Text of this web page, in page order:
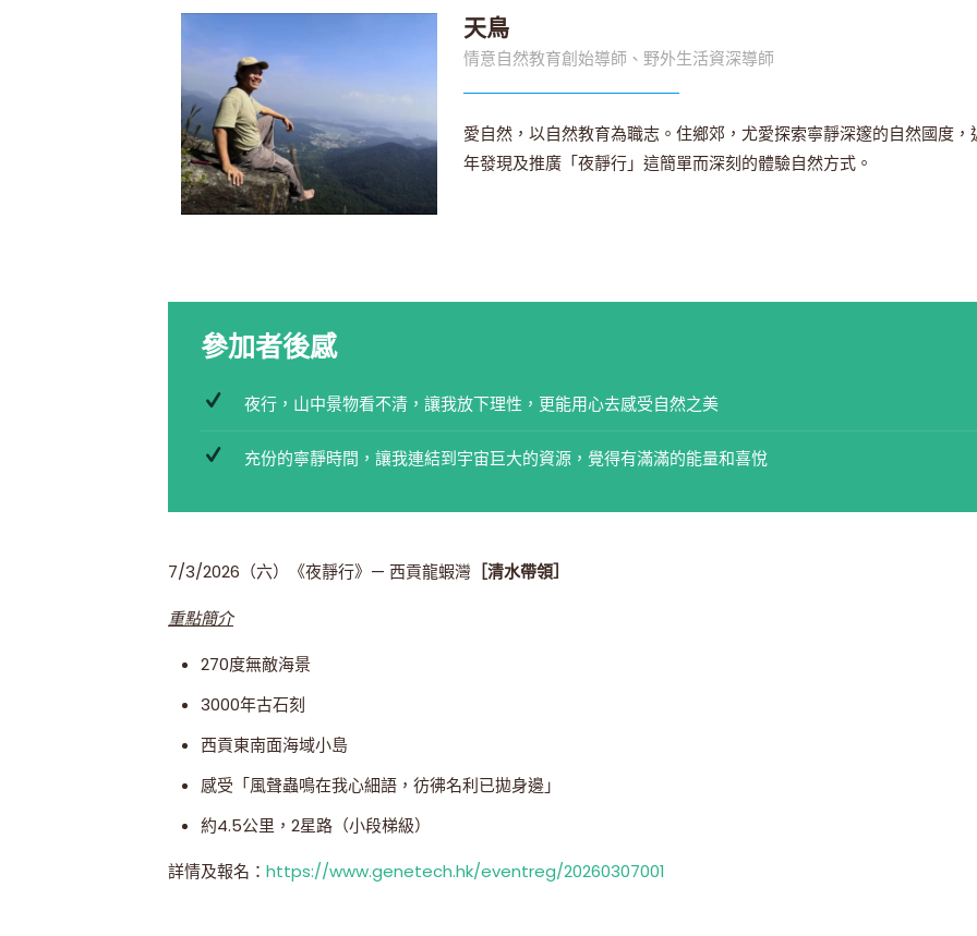
天鳥
情意自然教育創始導師、野外生活資深導師
愛自然，以自然教育為職志。住鄉郊，尤愛探索寧靜深邃的自然國度，
年發現及推廣「夜靜行」這簡單而深刻的體驗自然方式。
參加者後感
夜行，山中景物看不清，讓我放下理性，更能用心去感受自然之美
充份的寧靜時間，讓我連結到宇宙巨大的資源，覺得有滿滿的能量和喜悅
7/3/2026（六）《夜靜行》— 西貢龍蝦灣 ［清水帶領］
重點簡介
270度無敵海景
3000年古石刻
西貢東南面海域小島
感受「風聲蟲鳴在我心細語，彷彿名利已拋身邊」
約4.5公里，2星路（小段梯級）
詳情及報名： https://www.genetech.hk/eventreg/20260307001